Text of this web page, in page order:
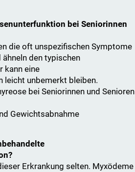
bei Seniorinnen
die oft unspezifischen Symptome
den typischen
kann eine
leicht unbemerkt bleiben.
bei Seniorinnen und Senioren
Gewichtsabnahme
Erkrankung selten. Myxödeme